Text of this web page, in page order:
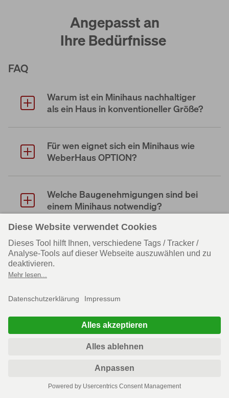
Angepasst an
Ihre Bedürfnisse
FAQ
Warum ist ein Minihaus nachhaltiger
als ein Haus in konventioneller Größe?
Für wen eignet sich ein Minihaus wie
WeberHaus OPTION?
Welche Baugenehmigungen sind bei
einem Minihaus notwendig?
Jetzt kompetent
beraten lassen
Sie haben erste Inspirationen bekommen? Unsere
Bauberater in Ihrer Region sind für Sie da. Von der
ersten Idee bis zum fertigen Grundriss, von der
Katalog bestellen